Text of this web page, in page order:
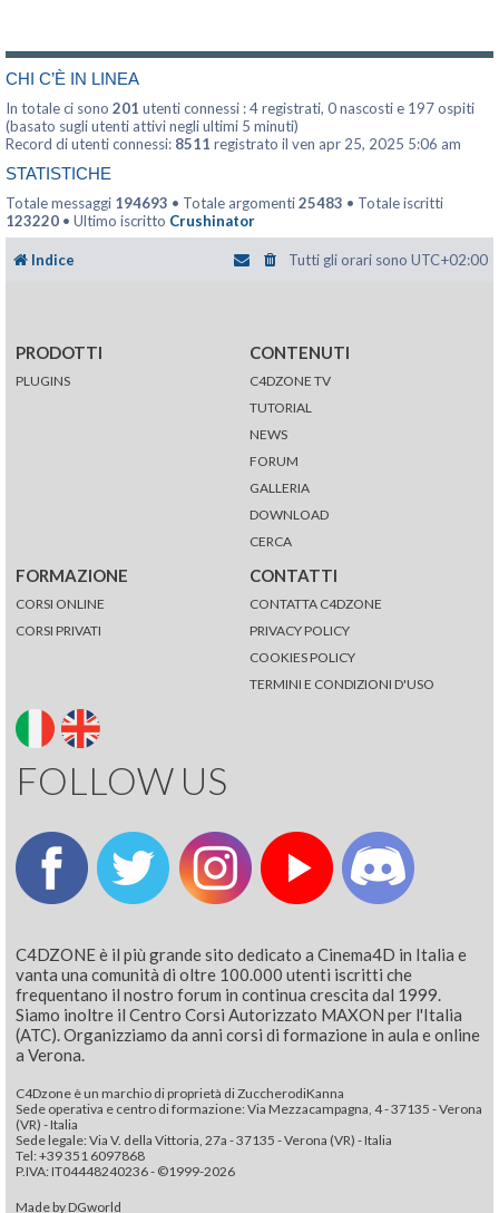
CHI C’È IN LINEA
In totale ci sono 201 utenti connessi : 4 registrati, 0 nascosti e 197 ospiti
(basato sugli utenti attivi negli ultimi 5 minuti)
Record di utenti connessi: 8511 registrato il ven apr 25, 2025 5:06 am
STATISTICHE
Totale messaggi 194693 • Totale argomenti25483 • Totale iscritti
123220 • Ultimo iscritto Crushinator
Indice Tutti gli orari sono UTC+02:00
PRODOTTI
PLUGINS
CONTENUTI
C4DZONE TV
TUTORIAL
NEWS
FORUM
GALLERIA
DOWNLOAD
CERCA
FORMAZIONE
CORSI ONLINE
CORSI PRIVATI
CONTATTI
CONTATTA C4DZONE
PRIVACY POLICY
COOKIES POLICY
TERMINI E CONDIZIONI D'USO
FOLLOW US
C4DZONE è il più grande sito dedicato a Cinema4D in Italia e
vanta una comunità di oltre 100.000 utenti iscritti che
frequentano il nostro forum in continua crescita dal 1999.
Siamo inoltre il Centro Corsi Autorizzato MAXON per l'Italia
(ATC). Organizziamo da anni corsi di formazione in aula e online
a Verona.
C4Dzone è un marchio di proprietà di ZuccherodiKanna
Sede operativa e centro di formazione: Via Mezzacampagna, 4 - 37135 - Verona
(VR) - Italia
Sede legale: Via V. della Vittoria, 27a - 37135 - Verona (VR) - Italia
Tel: +39 351 6097868‬
P.IVA: IT04448240236 - ©1999-2026
Made by DGworld